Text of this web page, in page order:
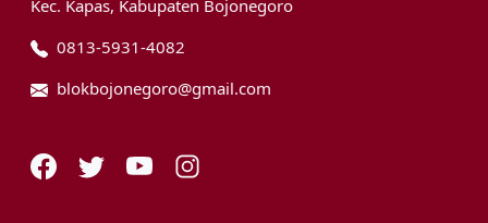
Kec. Kapas, Kabupaten Bojonegoro
0813-5931-4082
blokbojonegoro@gmail.com